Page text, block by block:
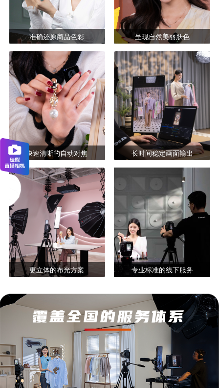
准确还原商品色彩 呈现自然美丽肤色
快速清晰的自动对焦 长时间稳定画面输出
更立体的布光方案 专业标准的线下服务